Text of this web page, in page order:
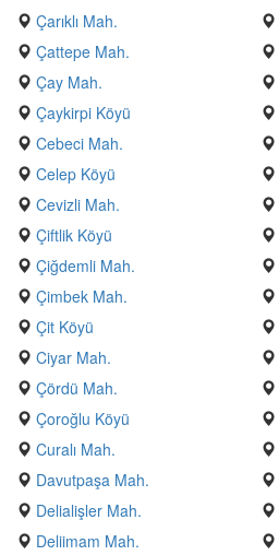
Çarıklı Mah.
Çattepe Mah.
Çay Mah.
Çaykirpi Köyü
Cebeci Mah.
Celep Köyü
Cevizli Mah.
Çiftlik Köyü
Çiğdemli Mah.
Çimbek Mah.
Çit Köyü
Ciyar Mah.
Çördü Mah.
Çoroğlu Köyü
Curalı Mah.
Davutpaşa Mah.
Delialişler Mah.
Deliimam Mah.